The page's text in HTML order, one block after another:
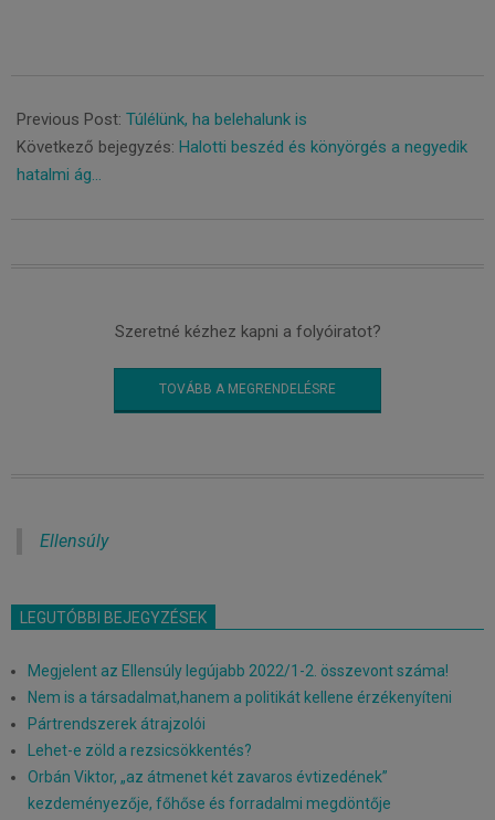
09-
11
Previous Post: Túlélünk, ha belehalunk is
Következő bejegyzés: Halotti beszéd és könyörgés a negyedik
hatalmi ág…
Szeretné kézhez kapni a folyóiratot?
TOVÁBB A MEGRENDELÉSRE
Ellensúly
LEGUTÓBBI BEJEGYZÉSEK
Megjelent az Ellensúly legújabb 2022/1-2. összevont száma!
Nem is a társadalmat,hanem a politikát kellene érzékenyíteni
Pártrendszerek átrajzolói
Lehet-e zöld a rezsicsökkentés?
Orbán Viktor, „az átmenet két zavaros évtizedének”
kezdeményezője, főhőse és forradalmi megdöntője